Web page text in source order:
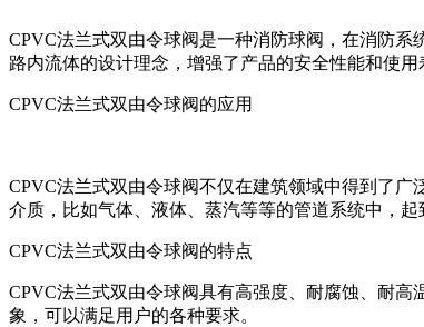
CPVC法兰式双由令球阀是一种消防球阀，在消防
路内流体的设计理念，增强了产品的安全性能和使
CPVC法兰式双由令球阀的应用
CPVC法兰式双由令球阀不仅在建筑领域中得到了
介质，比如气体、液体、蒸汽等等的管道系统中，
CPVC法兰式双由令球阀的特点
CPVC法兰式双由令球阀具有高强度、耐腐蚀、耐
象，可以满足用户的各种要求。